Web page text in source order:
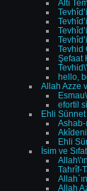
Altı
Tevhid
Şefaat
hello,
Allah Azze
efortil
Ehli
Ashab-
Ehli
İsim ve
Tahrîf-
Allah